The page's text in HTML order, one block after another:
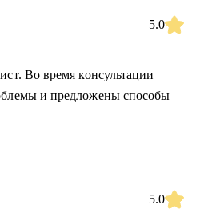
5.0
Во время консультации
и предложены способы
5.0